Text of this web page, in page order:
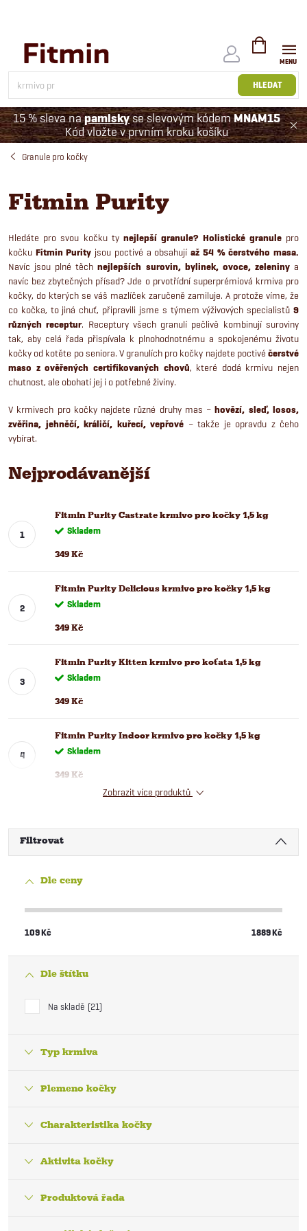
HLEDAT
NÁKUPNÍ
KOŠÍK
15 % sleva napamlskyse slevovým kódemMNAM15
Kód vložte v prvním kroku košíku
Granule pro kočky
Fitmin Purity
Hledáte pro svou kočku tynejlepší granule? Holistické granulepro
kočku Fitmin Purity jsou poctivé a obsahují až 54 %čerstvého masa.
Navíc jsou plné těch nejlepších surovin, bylinek, ovoce, zeleninya
navíc bez zbytečných přísad? Jde o prvotřídní superprémiová krmiva pro
kočky, do kterých se váš mazlíček zaručeně zamiluje. A protože víme, že
co kočka, to jiná chuť, připravili jsme s týmem výživových specialistů 9
různých receptur. Receptury všech granulí pečlivě kombinují suroviny
tak, aby celá řada přispívala k plnohodnotnému a spokojenému životu
kočky od kotěte po seniora. V granulích pro kočky najdete poctivé čerstvé
maso z ověřených certifikovaných chovů, které dodá krmivu nejen
chutnost, ale obohatí jej i o potřebné živiny.
V krmivech pro kočky najdete různé druhy mas – hovězí, sleď, losos,
zvěřina, jehněčí, králičí, kuřecí, vepřové – takže je opravdu z čeho
vybírat.
Nejprodávanější
Fitmin Purity Castrate krmivo pro kočky 1,5 kg
Skladem
349 Kč
Fitmin Purity Delicious krmivo pro kočky 1,5 kg
Skladem
349 Kč
Fitmin Purity Kitten krmivo pro koťata 1,5 kg
Skladem
349 Kč
Fitmin Purity Indoor krmivo pro kočky 1,5 kg
Skladem
349 Kč
Zobrazit více produktů
Filtrovat
Dle ceny
109Kč 1889Kč
Dle štítku
Na skladě 21
Typ krmiva
Plemeno kočky
Charakteristika kočky
Aktivita kočky
Produktová řada